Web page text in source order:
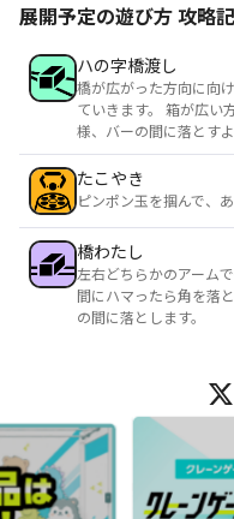
展開予定の遊び方 攻略
ハの字橋渡し
橋が広がった方向に向
ていきます。 箱が広い
様、バーの間に落とすよ
たこやき
ピンポン玉を掴んで、
橋わたし
左右どちらかのアーム
間にハマったら角を落
の間に落とします。